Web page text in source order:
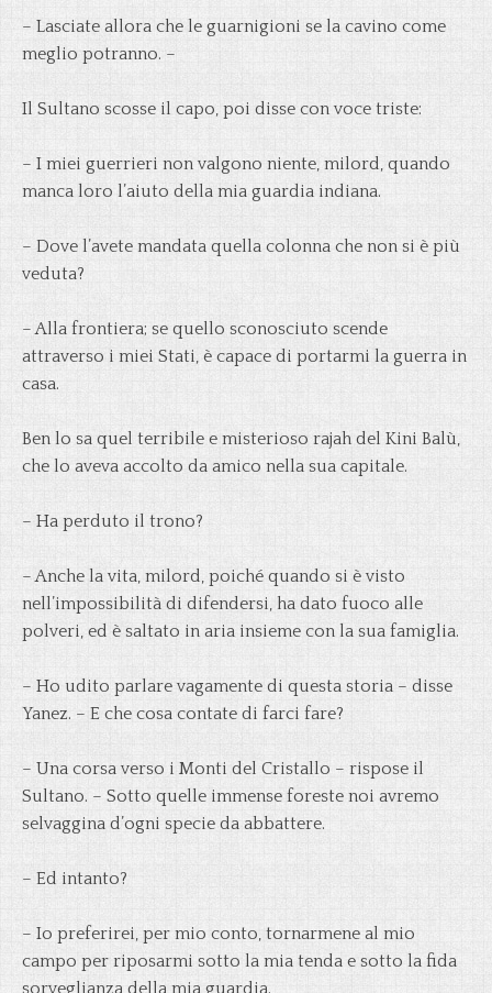
– Lasciate allora che le guarnigioni se la cavino come
meglio potranno. –
Il Sultano scosse il capo, poi disse con voce triste:
– I miei guerrieri non valgono niente, milord, quando
manca loro l’aiuto della mia guardia indiana.
– Dove l’avete mandata quella colonna che non si è più
veduta?
– Alla frontiera; se quello sconosciuto scende
attraverso i miei Stati, è capace di portarmi la guerra in
casa.
Ben lo sa quel terribile e misterioso rajah del Kini Balù,
che lo aveva accolto da amico nella sua capitale.
– Ha perduto il trono?
– Anche la vita, milord, poiché quando si è visto
nell’impossibilità di difendersi, ha dato fuoco alle
polveri, ed è saltato in aria insieme con la sua famiglia.
– Ho udito parlare vagamente di questa storia – disse
Yanez. – E che cosa contate di farci fare?
– Una corsa verso i Monti del Cristallo – rispose il
Sultano. – Sotto quelle immense foreste noi avremo
selvaggina d’ogni specie da abbattere.
– Ed intanto?
– Io preferirei, per mio conto, tornarmene al mio
campo per riposarmi sotto la mia tenda e sotto la fida
sorveglianza della mia guardia.